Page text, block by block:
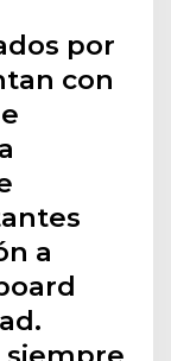
por
con
a